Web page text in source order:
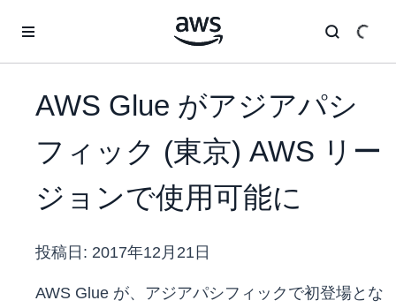
AWS Glue がアジアパシ
フィック (東京) AWS リー
ジョンで使用可能に
投稿日: 2017年12月21日
AWS Glue が、アジアパシフィックで初登場とな